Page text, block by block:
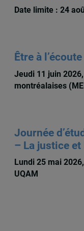
Date limite : 24
Être à
Jeudi 11 juin
montréalaises
Journée
– La justice
Lundi 25 mai
UQAM